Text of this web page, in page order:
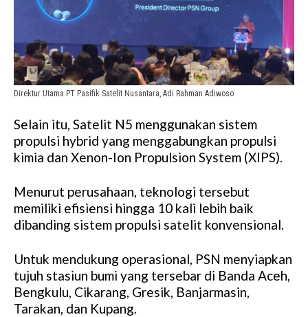
Direktur Utama PT Pasifik Satelit Nusantara, Adi Rahman Adiwoso
Selain itu, Satelit N5 menggunakan sistem
propulsi hybrid yang menggabungkan propulsi
kimia dan Xenon-Ion Propulsion System (XIPS).
Menurut perusahaan, teknologi tersebut
memiliki efisiensi hingga 10 kali lebih baik
dibanding sistem propulsi satelit konvensional.
Untuk mendukung operasional, PSN menyiapkan
tujuh stasiun bumi yang tersebar di Banda Aceh,
Bengkulu, Cikarang, Gresik, Banjarmasin,
Tarakan, dan Kupang.